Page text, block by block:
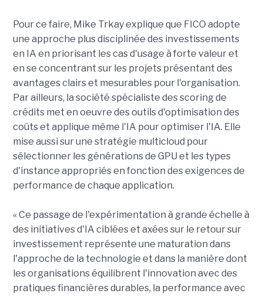
Pour ce faire, Mike Trkay explique que FICO adopte
une approche plus disciplinée des investissements
en IA en priorisant les cas d'usage à forte valeur et
en se concentrant sur les projets présentant des
avantages clairs et mesurables pour l'organisation.
Par ailleurs, la société spécialiste des scoring de
crédits met en oeuvre des outils d'optimisation des
coûts et applique même l'IA pour optimiser l'IA. Elle
mise aussi sur une stratégie multicloud pour
sélectionner les générations de GPU et les types
d'instance appropriés en fonction des exigences de
performance de chaque application.
« Ce passage de l'expérimentation à grande échelle à
des initiatives d'IA ciblées et axées sur le retour sur
investissement représente une maturation dans
l'approche de la technologie et dans la manière dont
les organisations équilibrent l'innovation avec des
pratiques financières durables, la performance avec